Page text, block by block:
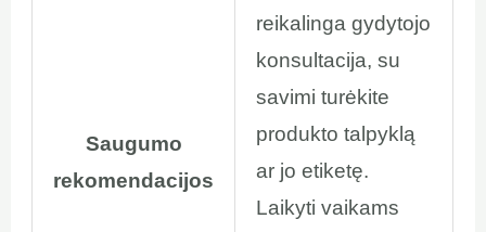
Saugumo
rekomendacijos
reikalinga gydytojo
konsultacija, su
savimi turėkite
produkto talpyklą
ar jo etiketę.
Laikyti vaikams